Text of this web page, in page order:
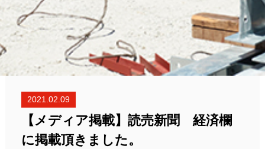
2021.02.09
【メディア掲載】読売新聞 経済欄
に掲載頂きました。